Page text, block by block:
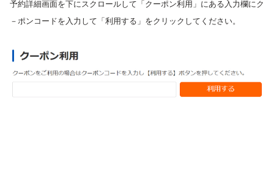
予約詳細画面を下にスクロールして「クーポン利用」にある入力欄にク
－ポンコードを入力して「利用する」をクリックしてください。